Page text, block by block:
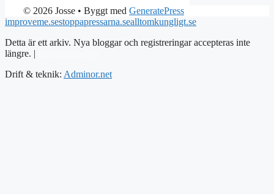
© 2026 Josse • Byggt med GeneratePress
improveme.sestoppapressarna.sealltomkungligt.se
Detta är ett arkiv. Nya bloggar och registreringar accepteras inte
längre. |
Drift & teknik: Adminor.net